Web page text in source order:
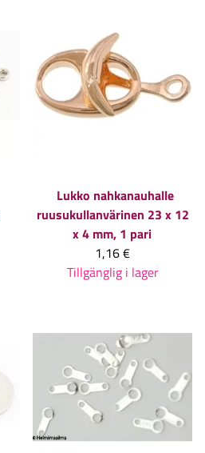
Lukko nahkanauhalle
ruusukullanvärinen 23 x 12
x 4 mm, 1 pari
1,16 €
Tillgänglig i lager